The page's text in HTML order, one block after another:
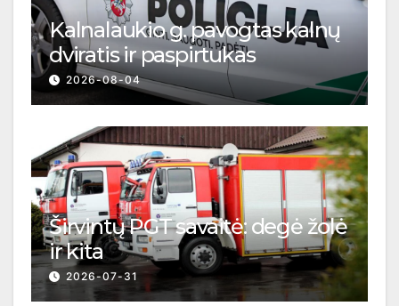
Kalnalaukio g. pavogtas kalnų
dviratis ir paspirtukas
2026-08-04
Širvintų PGT savaitė: degė žolė
ir kita
2026-07-31